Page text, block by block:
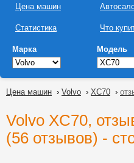
Цена машин
Статистика Что
Марка Модель
Цена машин › Volvo › XC70 ›
Volvo XC70,
(56 отзывов) -